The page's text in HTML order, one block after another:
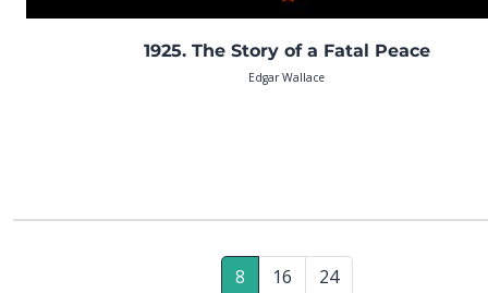
1925. The Story of a Fatal Peace
Edgar Wallace
8 16 24